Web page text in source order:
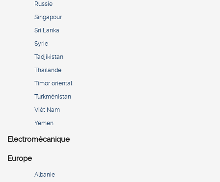
Russie
Singapour
Sri Lanka
Syrie
Tadjikistan
Thaïlande
Timor oriental
Turkménistan
Viêt Nam
Yémen
Electromécanique
Europe
Albanie